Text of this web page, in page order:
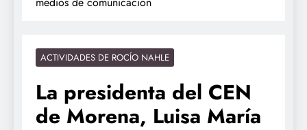
ACTIVIDADES DE ROCÍO NAHLE
La presidenta del CEN
de Morena, Luisa María